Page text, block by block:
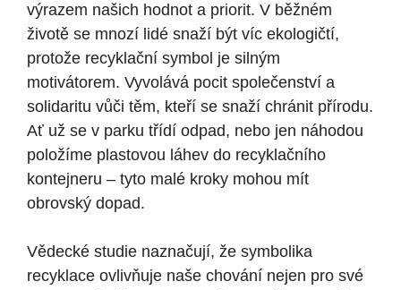
výrazem našich hodnot a priorit. V běžném
životě se mnozí lidé snaží být víc ekologičtí,
protože recyklační symbol je silným
motivátorem. Vyvolává pocit společenství a
solidaritu vůči těm, kteří se snaží chránit přírodu.
Ať už se v parku třídí odpad, nebo jen náhodou
položíme plastovou láhev do recyklačního
kontejneru – tyto malé kroky mohou mít
obrovský dopad.
Vědecké studie naznačují, že symbolika
recyklace ovlivňuje naše chování nejen pro své